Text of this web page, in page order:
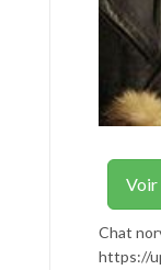
Voir
Chat
https://